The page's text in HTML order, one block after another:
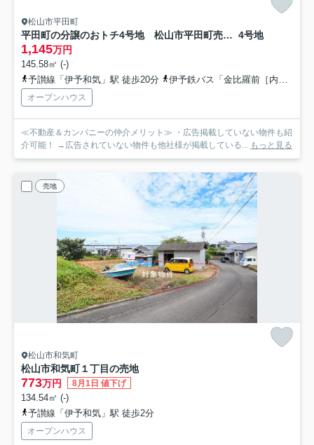
松山市平田町
平田町の分譲のおトチ4号地 松山市平田町売土地 4号地
1,145万円
145.58㎡ (-)
予讃線「伊予和気」駅 徒歩20分
伊予鉄バス「金比羅前［内宮］」バス停下車 徒歩4分
オープンハウス
≪不動産＆カンパニーの仲介メリット≫ ・広告掲載していない物件も紹
介可能！ →広告されていない物件も他社様が掲載している... もっと見る
売地
松山市和気町
松山市和気町１丁目の売地
773万円 8月1日 値下げ
134.54㎡ (-)
予讃線「伊予和気」駅 徒歩2分
オープンハウス